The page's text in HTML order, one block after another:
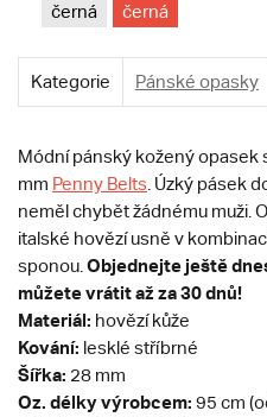
černá černá
Kategorie Pánské opasky
Módní pánský kožený opasek
mm Penny Belts . Úzký pásek
neměl chybět žádnému muži.
italské hovězí usně v
sponou. Objednejte ještě
můžete vrátit až za 30 dnů!
Materiál: hovězí kůže
Kování: lesklé stříbrné
Šířka: 28 mm
Oz. délky výrobcem: 95 cm